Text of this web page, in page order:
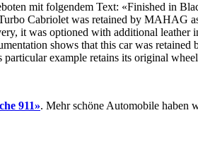
mit folgendem Text: «Finished in
Cabriolet was retained by MAHAG
it was optioned with additional leather
shows that this car was
example retains its original
911». Mehr schöne Automobile haben